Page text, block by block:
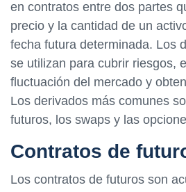
en contratos entre dos partes
precio y la cantidad de un
fecha futura determinada. Los
se utilizan para cubrir riesgos,
fluctuación del mercado y
Los derivados más comunes
futuros, los swaps y las
Contratos de
Los contratos de futuros son